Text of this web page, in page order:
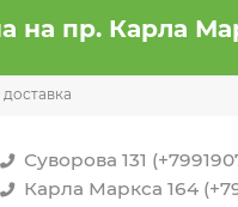
на пр. Карла
Суворова 131
Карла Маркса 164